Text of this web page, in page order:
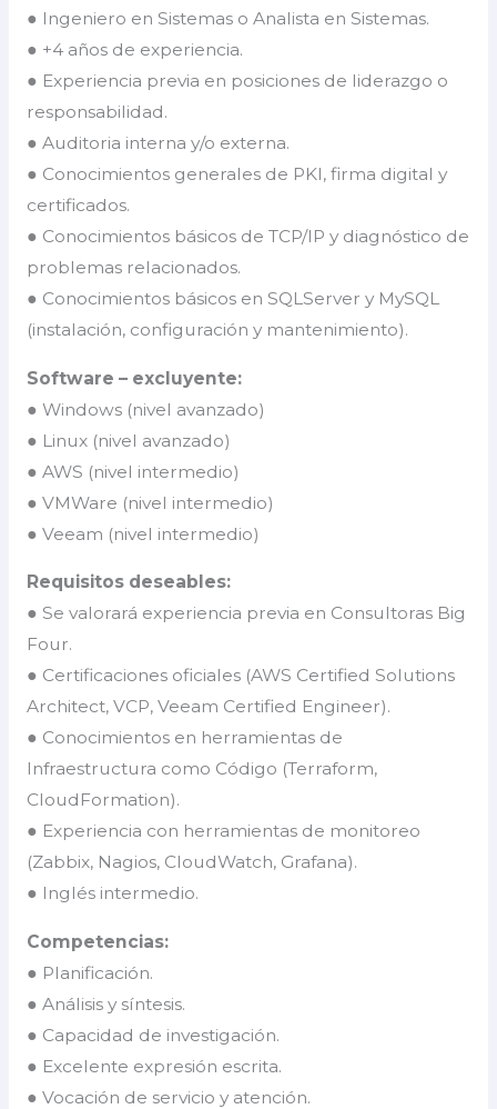
● Ingeniero en Sistemas o Analista en Sistemas.
● +4 años de experiencia.
● Experiencia previa en posiciones de liderazgo o
responsabilidad.
● Auditoria interna y/o externa.
● Conocimientos generales de PKI, firma digital y
certificados.
● Conocimientos básicos de TCP/IP y diagnóstico de
problemas relacionados.
● Conocimientos básicos en SQLServer y MySQL
(instalación, configuración y mantenimiento).
Software – excluyente:
● Windows (nivel avanzado)
● Linux (nivel avanzado)
● AWS (nivel intermedio)
● VMWare (nivel intermedio)
● Veeam (nivel intermedio)
Requisitos deseables:
● Se valorará experiencia previa en Consultoras Big
Four.
● Certificaciones oficiales (AWS Certified Solutions
Architect, VCP, Veeam Certified Engineer).
● Conocimientos en herramientas de
Infraestructura como Código (Terraform,
CloudFormation).
● Experiencia con herramientas de monitoreo
(Zabbix, Nagios, CloudWatch, Grafana).
● Inglés intermedio.
Competencias:
● Planificación.
● Análisis y síntesis.
● Capacidad de investigación.
● Excelente expresión escrita.
● Vocación de servicio y atención.